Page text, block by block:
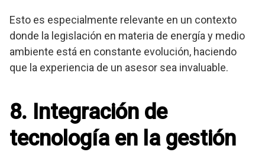
Esto es especialmente relevante en un contexto
donde la legislación en materia de energía y medio
ambiente está en constante evolución, haciendo
que la experiencia de un asesor sea invaluable.
8. Integración de
tecnología en la gestión